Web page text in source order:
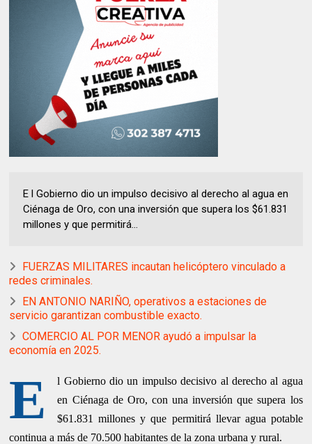
E l Gobierno dio un impulso decisivo al derecho al agua en
Ciénaga de Oro, con una inversión que supera los $61.831
millones y que permitirá...
FUERZAS MILITARES incautan helicóptero vinculado a
redes criminales.
EN ANTONIO NARIÑO, operativos a estaciones de
servicio garantizan combustible exacto.
COMERCIO AL POR MENOR ayudó a impulsar la
economía en 2025.
E
l Gobierno dio un impulso decisivo al derecho al agua
en Ciénaga de Oro, con una inversión que supera los
$61.831 millones y que permitirá llevar agua potable
continua a más de 70.500 habitantes de la zona urbana y rural.